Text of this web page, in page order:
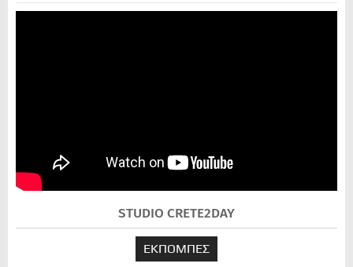
STUDIO CRETE2DAY
ΕΚΠΟΜΠΕΣ